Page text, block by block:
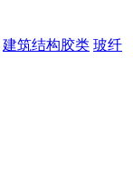
建筑结构胶类 玻纤